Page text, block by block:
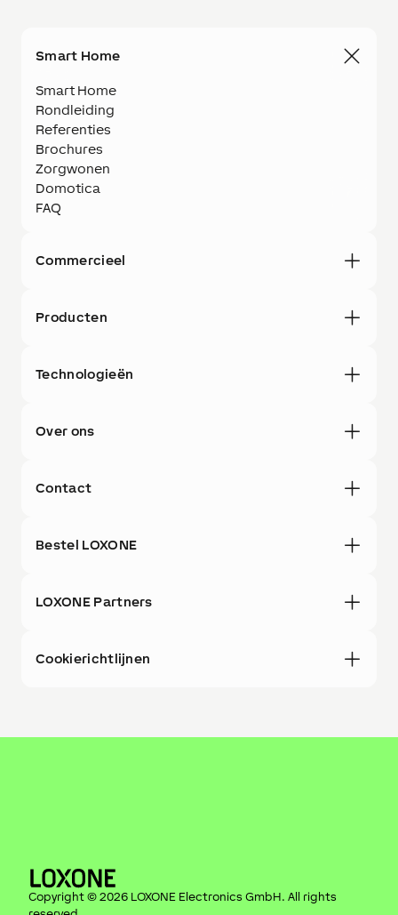
Smart Home
Smart Home
Rondleiding
Referenties
Brochures
Zorgwonen
Domotica
FAQ
Commercieel
Producten
Technologieën
Over ons
Contact
Bestel LOXONE
LOXONE Partners
Cookierichtlijnen
Copyright © 2026 LOXONE Electronics GmbH. All rights